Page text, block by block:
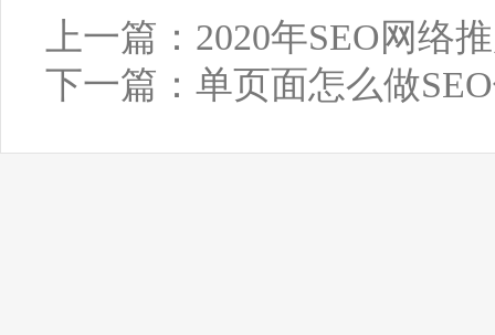
上一篇： 2020年SEO网络
下一篇： 单页面怎么做